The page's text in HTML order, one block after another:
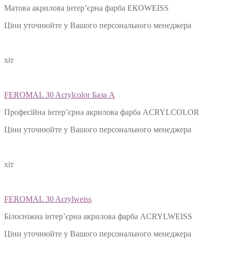
Матова акрилова інтер’єрна фарба ЕКОWEISS
Ціни уточнюйте у Вашого персонального менеджера
хіт
FEROMAL 30 Acrylcolor База А
Професійна інтер’єрна акрилова фарба ACRYLCOLOR
Ціни уточнюйте у Вашого персонального менеджера
хіт
FEROMAL 30 Acrylweiss
Білосніжна інтер’єрна акрилова фарба ACRYLWEISS
Ціни уточнюйте у Вашого персонального менеджера